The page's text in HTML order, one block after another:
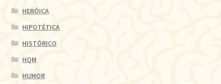
HERÓICA
HIPOTÉTICA
HISTÓRICO
HQM
HUMOR